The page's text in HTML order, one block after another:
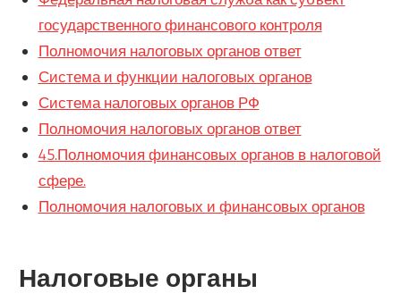
государственного финансового контроля
Полномочия налоговых органов ответ
Система и функции налоговых органов
Система налоговых органов РФ
Полномочия налоговых органов ответ
45.Полномочия финансовых органов в налоговой
сфере.
Полномочия налоговых и финансовых органов
Налоговые органы